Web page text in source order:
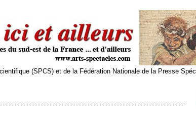
(SPCS) et de la Fédération Nationale de la Presse